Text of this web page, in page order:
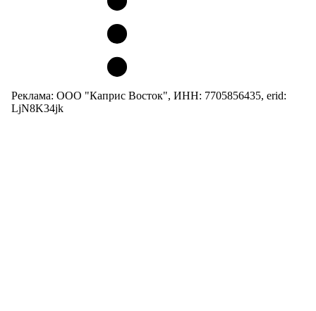
Реклама: ООО "Каприс Восток", ИНН: 7705856435, erid:
LjN8K34jk